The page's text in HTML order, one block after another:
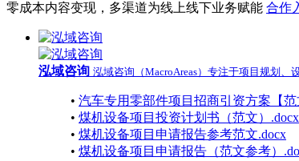
零成本内容变现，多渠道为线上线下业务赋能 合作
泓域咨询 泓域咨询（MacroAreas）专注于项目规划
• 汽车专用零部件项目招商引资方案【范
• 煤机设备项目投资计划书（范文）.docx
• 煤机设备项目申请报告参考范文.docx
• 煤机设备项目申请报告（范文参考）